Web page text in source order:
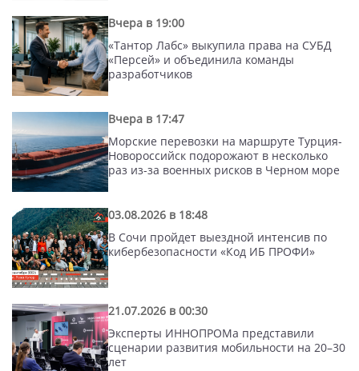
Вчера в 19:00
«Тантор Лабс» выкупила права на СУБД
«Персей» и объединила команды
разработчиков
Вчера в 17:47
Морские перевозки на маршруте Турция-
Новороссийск подорожают в несколько
раз из-за военных рисков в Черном море
03.08.2026 в 18:48
В Сочи пройдет выездной интенсив по
кибербезопасности «Код ИБ ПРОФИ»
21.07.2026 в 00:30
Эксперты ИННОПРОМа представили
сценарии развития мобильности на 20–30
лет